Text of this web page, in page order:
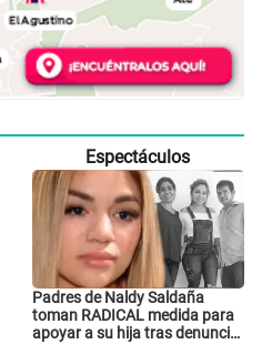
Espectáculos
Padres de Naldy Saldaña
toman RADICAL medida para
apoyar a su hija tras denuncia